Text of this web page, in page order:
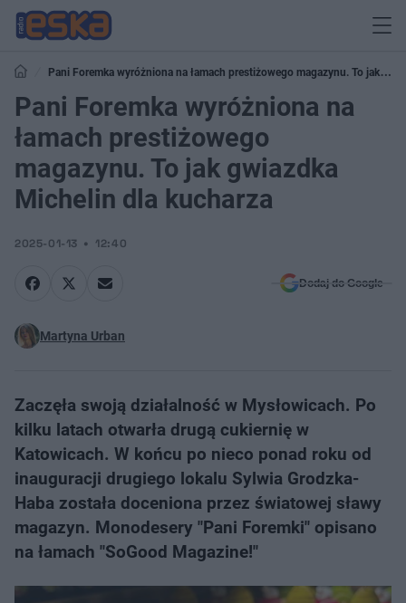
Pani Foremka wyróżniona na łamach prestiżowego magazynu. To jak
gwiazdka Michelin dla kucharza
Pani Foremka wyróżniona na
łamach prestiżowego
magazynu. To jak gwiazdka
Michelin dla kucharza
2025-01-13 12:40
Dodaj do Google
Martyna Urban
Zaczęła swoją działalność w Mysłowicach. Po
kilku latach otwarła drugą cukiernię w
Katowicach. W końcu po nieco ponad roku od
inauguracji drugiego lokalu Sylwia Grodzka-
Haba została doceniona przez światowej sławy
magazyn. Monodesery "Pani Foremki" opisano
na łamach "SoGood Magazine!"